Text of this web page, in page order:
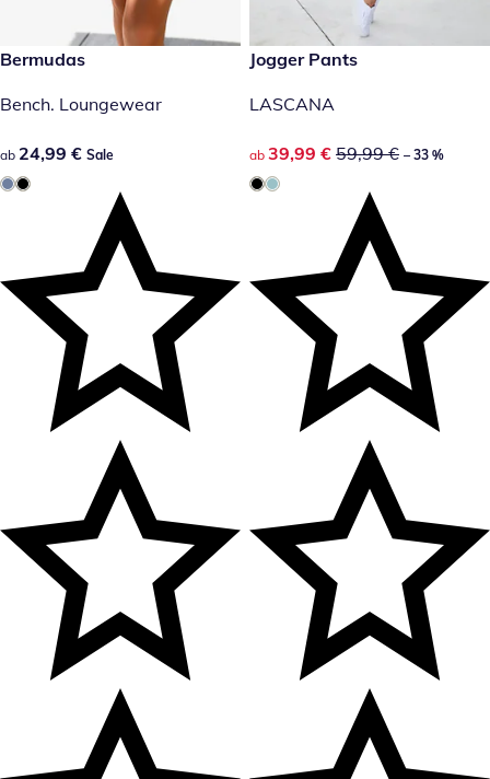
24,99 €
Sale
Bermudas
Bench. Loungewear
24,99 €
ab 24,99 € Sale
reduzierter Preis 39,99 €,
-33 %
Jogger Pants
LASCANA
reduzierter Preis 39,99 €,
ab 39,99 € 59,99 € – 33 %